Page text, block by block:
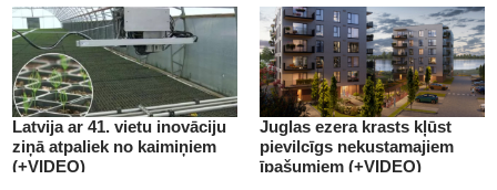
Latvija ar 41. vietu inovāciju
ziņā atpaliek no kaimiņiem
(+VIDEO)
Juglas ezera krasts kļūst
pievilcīgs nekustamajiem
īpašumiem (+VIDEO)